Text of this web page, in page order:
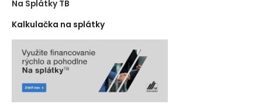
Na Splátky TB
Kalkulačka na splátky